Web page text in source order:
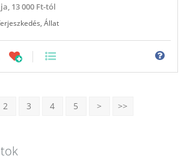
13 000 Ft-tól
Állat
2 3 4 5 > >>